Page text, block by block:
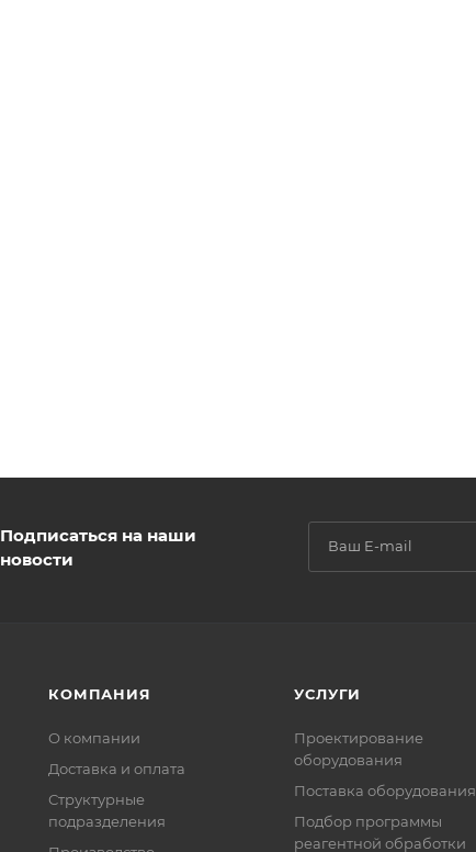
Подписаться на наши
новости
КОМПАНИЯ
О компании
Доставка и оплата
Структурные
подразделения
УСЛУГИ
Проектирование
оборудования
Поставка оборудования
Подбор программы
реагентной обработки